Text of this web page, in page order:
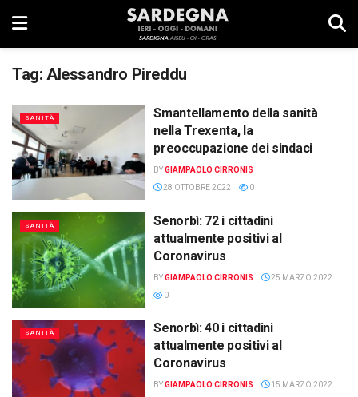
Tag: Alessandro Pireddu
SANITÀ
Smantellamento della sanità
nella Trexenta, la
preoccupazione dei sindaci
BYGIAMPAOLO CIRRONIS
28 OTTOBRE 2022
0
SANITÀ
Senorbì: 72 i cittadini
attualmente positivi al
Coronavirus
BYGIAMPAOLO CIRRONIS
25 MARZO 2022
0
SANITÀ
Senorbì: 40 i cittadini
attualmente positivi al
Coronavirus
BYGIAMPAOLO CIRRONIS
15 MARZO 2022